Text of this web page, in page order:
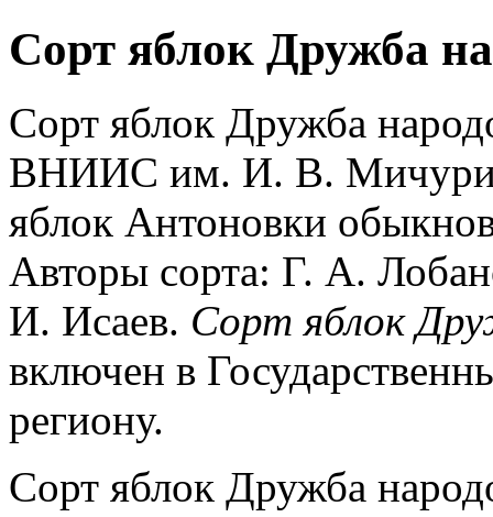
Сорт яблок Дружба
Сорт яблок Дружба
ВНИИС им. И. В.
яблок Антоновки
Авторы сорта: Г. А.
И. Исаев. Сорт яблок
включен в
региону.
Сорт яблок Дружба